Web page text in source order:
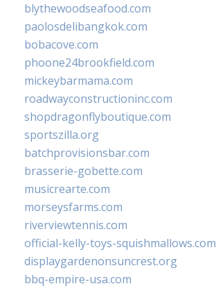
blythewoodseafood.com
paolosdelibangkok.com
bobacove.com
phoone24brookfield.com
mickeybarmama.com
roadwayconstructioninc.com
shopdragonflyboutique.com
sportszilla.org
batchprovisionsbar.com
brasserie-gobette.com
musicrearte.com
morseysfarms.com
riverviewtennis.com
official-kelly-toys-squishmallows.com
displaygardenonsuncrest.org
bbq-empire-usa.com